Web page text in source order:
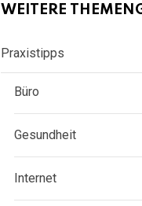
WEITERE
Praxistipps
Büro
Gesundheit
Internet